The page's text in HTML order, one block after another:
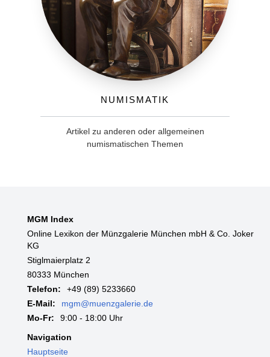
Numismatik
Artikel zu anderen oder allgemeinen
numismatischen Themen
MGM Index
Online Lexikon der Münzgalerie München mbH & Co. Joker
KG
Stiglmaierplatz 2
80333 München
Telefon:
+49 (89) 5233660
E-Mail:
mgm@muenzgalerie.de
Mo-Fr:
9:00 - 18:00 Uhr
Navigation
Hauptseite